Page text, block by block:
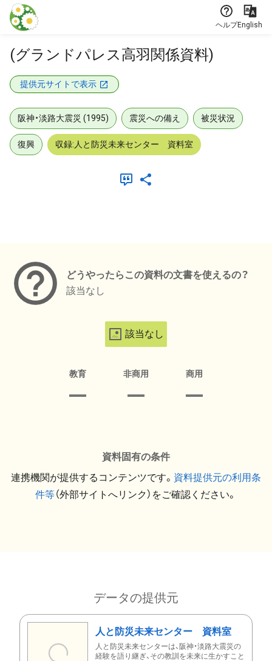
本文に飛ぶ
ヘルプEnglish
(グランドパレス高羽関係資料)
提供元サイトで表示
阪神・淡路大震災 (1995) 震災への備え 被災状況
復興 収録:人と防災未来センター 資料室
どうやったらこの資料の文書を使えるの？
該当なし
該当なし
教育 非商用 商用
資料固有の条件
連携機関が提供するコンテンツです。 資料提供元の利用条
件等（外部サイトへリンク）をご確認ください。
データの提供元
人と防災未来センター 資料室
人と防災未来センターは、阪神・淡路大震災の
経験を語り継ぎ、その教訓を未来に生かすこと